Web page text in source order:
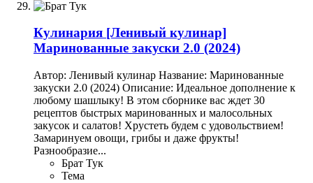
Кулинария [Ленивый кулинар]
Маринованные закуски 2.0 (2024)
Автор: Ленивый кулинар Название: Маринованные
закуски 2.0 (2024) Описание: Идеальное дополнение к
любому шашлыку! В этом сборнике вас ждет 30
рецептов быстрых маринованных и малосольных
закусок и салатов! Хрустеть будем с удовольствием!
Замаринуем овощи, грибы и даже фрукты!
Разнообразие...
Брат Тук
Тема